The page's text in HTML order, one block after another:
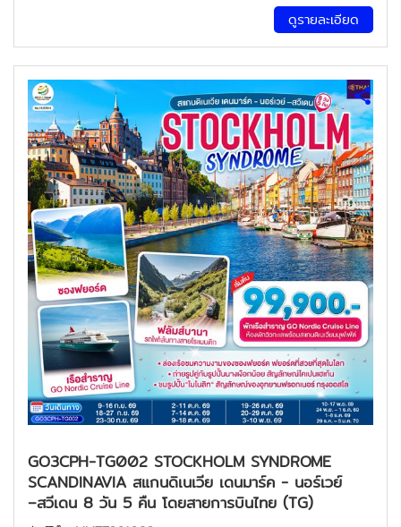
ดูรายละเอียด
GO3CPH-TG002 STOCKHOLM SYNDROME
SCANDINAVIA สแกนดิเนเวีย เดนมาร์ค - นอร์เวย์
–สวีเดน 8 วัน 5 คืน โดยสายการบินไทย (TG)